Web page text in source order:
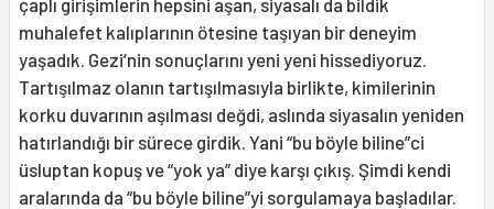
muhalefet kalıplarının ötesine taşıyan bir deneyim
yaşadık. Gezi’nin sonuçlarını yeni yeni hissediyoruz.
Tartışılmaz olanın tartışılmasıyla birlikte, kimilerinin
korku duvarının aşılması değdi, aslında siyasalın yeniden
hatırlandığı bir sürece girdik. Yani “bu böyle biline”ci
üsluptan kopuş ve “yok ya” diye karşı çıkış. Şimdi kendi
aralarında da “bu böyle biline”yi sorgulamaya başladılar.